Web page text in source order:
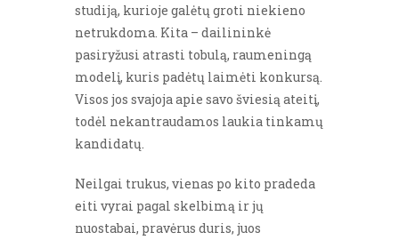
studiją, kurioje galėtų groti niekieno
netrukdoma. Kita – dailininkė
pasiryžusi atrasti tobulą, raumeningą
modelį, kuris padėtų laimėti konkursą.
Visos jos svajoja apie savo šviesią ateitį,
todėl nekantraudamos laukia tinkamų
kandidatų.
Neilgai trukus, vienas po kito pradeda
eiti vyrai pagal skelbimą ir jų
nuostabai, pravėrus duris, juos